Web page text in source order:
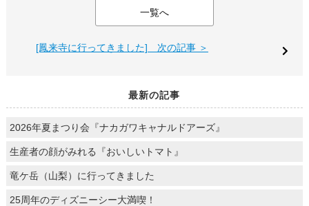
一覧へ
[鳳来寺に行ってきました] 次の記事 ＞
最新の記事
2026年夏まつり会『ナカガワキャナルドアーズ』
生産者の顔がみれる『おいしいトマト』
竜ケ岳（山梨）に行ってきました
25周年のディズニーシー大満喫！